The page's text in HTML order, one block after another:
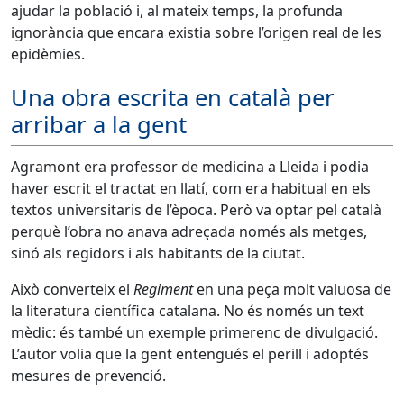
ajudar la població i, al mateix temps, la profunda
ignorància que encara existia sobre l’origen real de les
epidèmies.
Una obra escrita en català per
arribar a la gent
Agramont era professor de medicina a Lleida i podia
haver escrit el tractat en llatí, com era habitual en els
textos universitaris de l’època. Però va optar pel català
perquè l’obra no anava adreçada només als metges,
sinó als regidors i als habitants de la ciutat.
Això converteix el Regimenten una peça molt valuosa de
la literatura científica catalana. No és només un text
mèdic: és també un exemple primerenc de divulgació.
L’autor volia que la gent entengués el perill i adoptés
mesures de prevenció.